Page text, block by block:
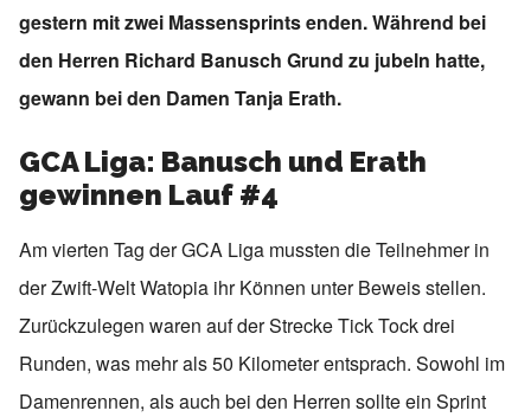
gestern mit zwei Massensprints enden. Während bei
den Herren Richard Banusch Grund zu jubeln hatte,
gewann bei den Damen Tanja Erath.
GCA Liga: Banusch und Erath
gewinnen Lauf #4
Am vierten Tag der GCA Liga mussten die Teilnehmer in
der Zwift-Welt Watopia ihr Können unter Beweis stellen.
Zurückzulegen waren auf der Strecke Tick Tock drei
Runden, was mehr als 50 Kilometer entsprach. Sowohl im
Damenrennen, als auch bei den Herren sollte ein Sprint